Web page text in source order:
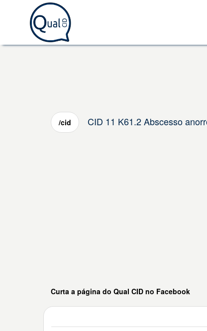
/cid CID 11 K61.2 Abscesso
Curta a página do Qual CID no Facebook